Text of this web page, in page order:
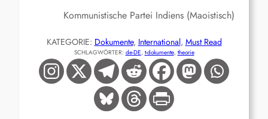
Kommunistische Partei Indiens (Maoistisch)
KATEGORIE: Dokumente, International, Must Read
SCHLAGWÖRTER: de-DE, t-dokumente, theorie